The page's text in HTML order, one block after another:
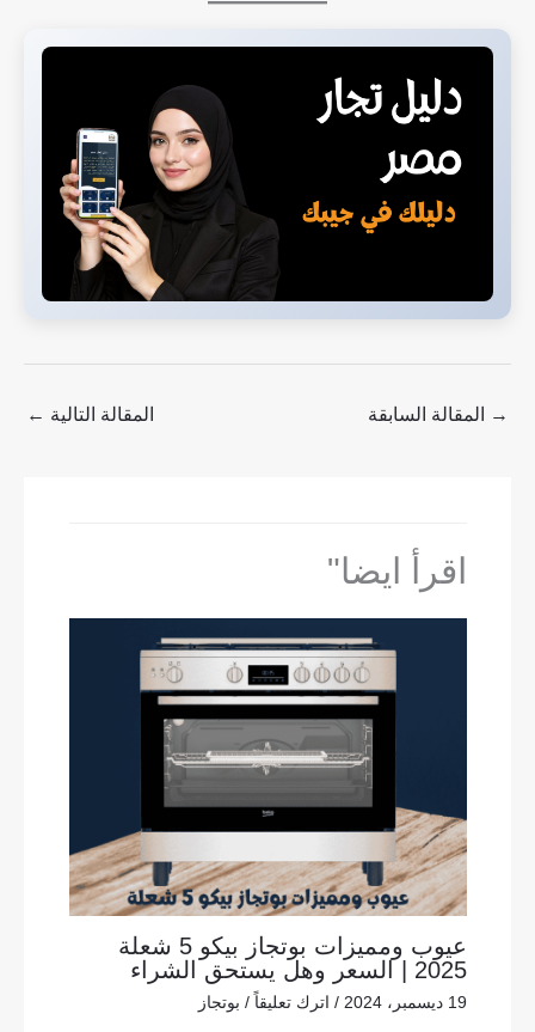
→ المقالة السابقة المقالة التالية ←
اقرأ ايضا"
عيوب ومميزات بوتجاز بيكو 5 شعلة
2025 | السعر وهل يستحق الشراء
19 ديسمبر، 2024 / اترك تعليقاً / بوتجاز